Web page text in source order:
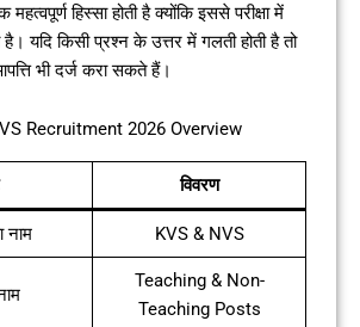
महत्वपूर्ण हिस्सा होती है क्योंकि इससे परीक्षा में
है। यदि किसी प्रश्न के उत्तर में गलती होती है तो
भी दर्ज करा सकते हैं।
Recruitment 2026 Overview
विवरण
नाम KVS & NVS
Teaching & Non-
Teaching Posts